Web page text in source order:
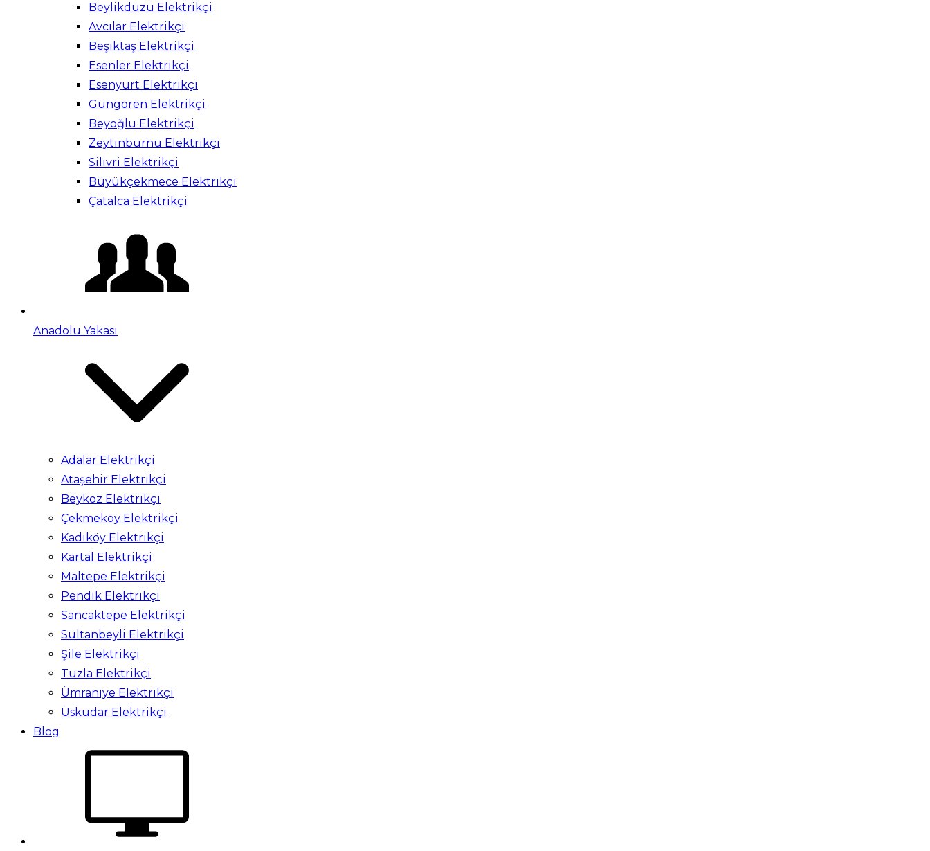
Beylikdüzü Elektrikçi
Avcılar Elektrikçi
Beşiktaş Elektrikçi
Esenler Elektrikçi
Esenyurt Elektrikçi
Güngören Elektrikçi
Beyoğlu Elektrikçi
Zeytinburnu Elektrikçi
Silivri Elektrikçi
Büyükçekmece Elektrikçi
Çatalca Elektrikçi
Anadolu Yakası
Adalar Elektrikçi
Ataşehir Elektrikçi
Beykoz Elektrikçi
Çekmeköy Elektrikçi
Kadıköy Elektrikçi
Kartal Elektrikçi
Maltepe Elektrikçi
Pendik Elektrikçi
Sancaktepe Elektrikçi
Sultanbeyli Elektrikçi
Şile Elektrikçi
Tuzla Elektrikçi
Ümraniye Elektrikçi
Üsküdar Elektrikçi
Blog